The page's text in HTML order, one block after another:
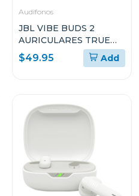
Audifonos
JBL VIBE BUDS 2
AURICULARES TRUE
WIRELESS CON
CANCELACIÓN DE
$49.95 Add